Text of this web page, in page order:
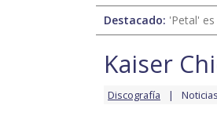
Destacado: 'Petal'
Kaiser
Discografía Noticias